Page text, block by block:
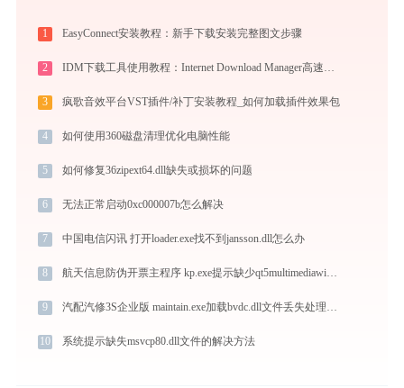
1 EasyConnect安装教程：新手下载安装完整图文步骤
2 IDM下载工具使用教程：Internet Download Manager高速下载与视频抓取完全指南
3 疯歌音效平台VST插件/补丁安装教程_如何加载插件效果包
4 如何使用360磁盘清理优化电脑性能
5 如何修复36zipext64.dll缺失或损坏的问题
6 无法正常启动0xc000007b怎么解决
7 中国电信闪讯 打开loader.exe找不到jansson.dll怎么办
8 航天信息防伪开票主程序 kp.exe提示缺少qt5multimediawidgets.dll文件的解决办法
9 汽配汽修3S企业版 maintain.exe加载bvdc.dll文件丢失处理办法
10 系统提示缺失msvcp80.dll文件的解决方法